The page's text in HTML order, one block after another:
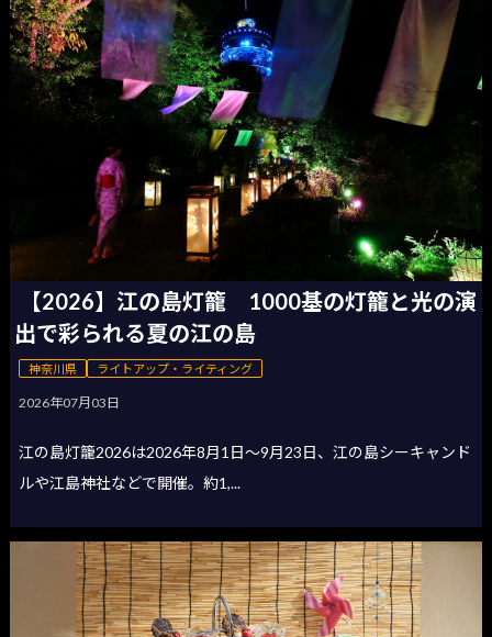
【2026】江の島灯籠 1000基の灯籠と光の演
出で彩られる夏の江の島
神奈川県 ライトアップ・ライティング
2026年07月03日
江の島灯籠2026は2026年8月1日〜9月23日、江の島シーキャンド
ルや江島神社などで開催。約1,...